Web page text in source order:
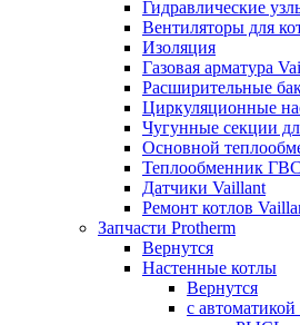
Гидравлические
Вентиляторы для
Изоляция
Газовая арматура
Расширительные
Циркуляционные
Чугунные секции
Основной
Теплообменник
Датчики Vaillant
Ремонт котлов
Запчасти Protherm
Вернутся
Настенные котлы
Вернутся
с